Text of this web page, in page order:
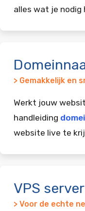
alles wat je nodig
> Gemakkelijk en
Werkt jouw
handleiding
website live te
VPS server
> Voor de echte